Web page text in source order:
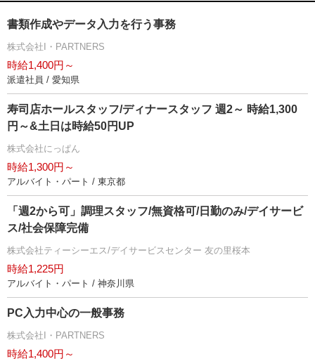
書類作成やデータ入力を行う事務
株式会社I・PARTNERS
時給1,400円～
派遣社員 / 愛知県
寿司店ホールスタッフ/ディナースタッフ 週2～ 時給1,300
円～&土日は時給50円UP
株式会社にっぱん
時給1,300円～
アルバイト・パート / 東京都
「週2から可」調理スタッフ/無資格可/日勤のみ/デイサービ
ス/社会保障完備
株式会社ティーシーエス/デイサービスセンター 友の里桜本
時給1,225円
アルバイト・パート / 神奈川県
PC入力中心の一般事務
株式会社I・PARTNERS
時給1,400円～